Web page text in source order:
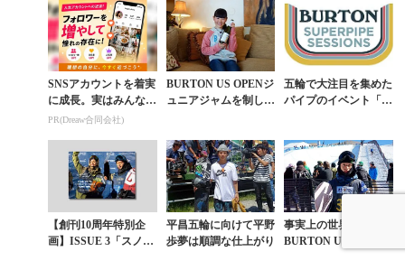
から」
SNSアカウントを着実
に成長。実はみんなコ
コ使ってます。
PR(Dreaw合同会社)
BURTON US OPENジ
ュニアジャムを制した
五輪で大注目を集めた
パイプのイベント「B
【創刊10周年特別企
画】ISSUE 3「スノー
平昌五輪に向けて平野
歩夢は順調な仕上がり
事実上の世界一決定戦
BURTON US OPENに